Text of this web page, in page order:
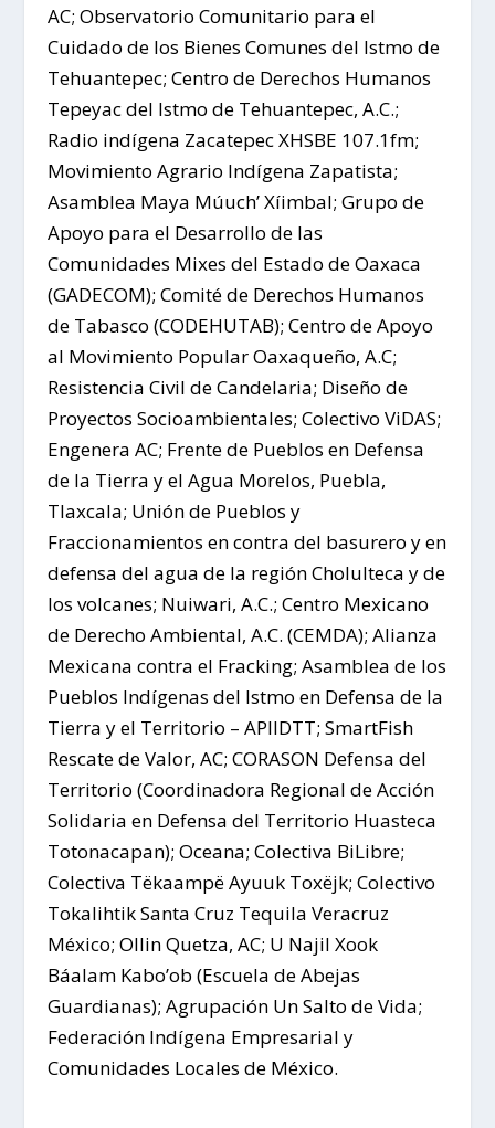
AC; Observatorio Comunitario para el
Cuidado de los Bienes Comunes del Istmo de
Tehuantepec; Centro de Derechos Humanos
Tepeyac del Istmo de Tehuantepec, A.C.;
Radio indígena Zacatepec XHSBE 107.1fm;
Movimiento Agrario Indígena Zapatista;
Asamblea Maya Múuch’ Xíimbal; Grupo de
Apoyo para el Desarrollo de las
Comunidades Mixes del Estado de Oaxaca
(GADECOM); Comité de Derechos Humanos
de Tabasco (CODEHUTAB); Centro de Apoyo
al Movimiento Popular Oaxaqueño, A.C;
Resistencia Civil de Candelaria; Diseño de
Proyectos Socioambientales; Colectivo ViDAS;
Engenera AC; Frente de Pueblos en Defensa
de la Tierra y el Agua Morelos, Puebla,
Tlaxcala; Unión de Pueblos y
Fraccionamientos en contra del basurero y en
defensa del agua de la región Cholulteca y de
los volcanes; Nuiwari, A.C.; Centro Mexicano
de Derecho Ambiental, A.C. (CEMDA); Alianza
Mexicana contra el Fracking; Asamblea de los
Pueblos Indígenas del Istmo en Defensa de la
Tierra y el Territorio – APIIDTT; SmartFish
Rescate de Valor, AC; CORASON Defensa del
Territorio (Coordinadora Regional de Acción
Solidaria en Defensa del Territorio Huasteca
Totonacapan); Oceana; Colectiva BiLibre;
Colectiva Tëkaampë Ayuuk Toxëjk; Colectivo
Tokalihtik Santa Cruz Tequila Veracruz
México; Ollin Quetza, AC; U Najil Xook
Báalam Kabo’ob (Escuela de Abejas
Guardianas); Agrupación Un Salto de Vida;
Federación Indígena Empresarial y
Comunidades Locales de México.